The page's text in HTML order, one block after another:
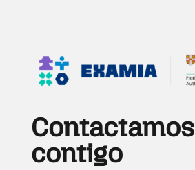
Contactamos
contigo